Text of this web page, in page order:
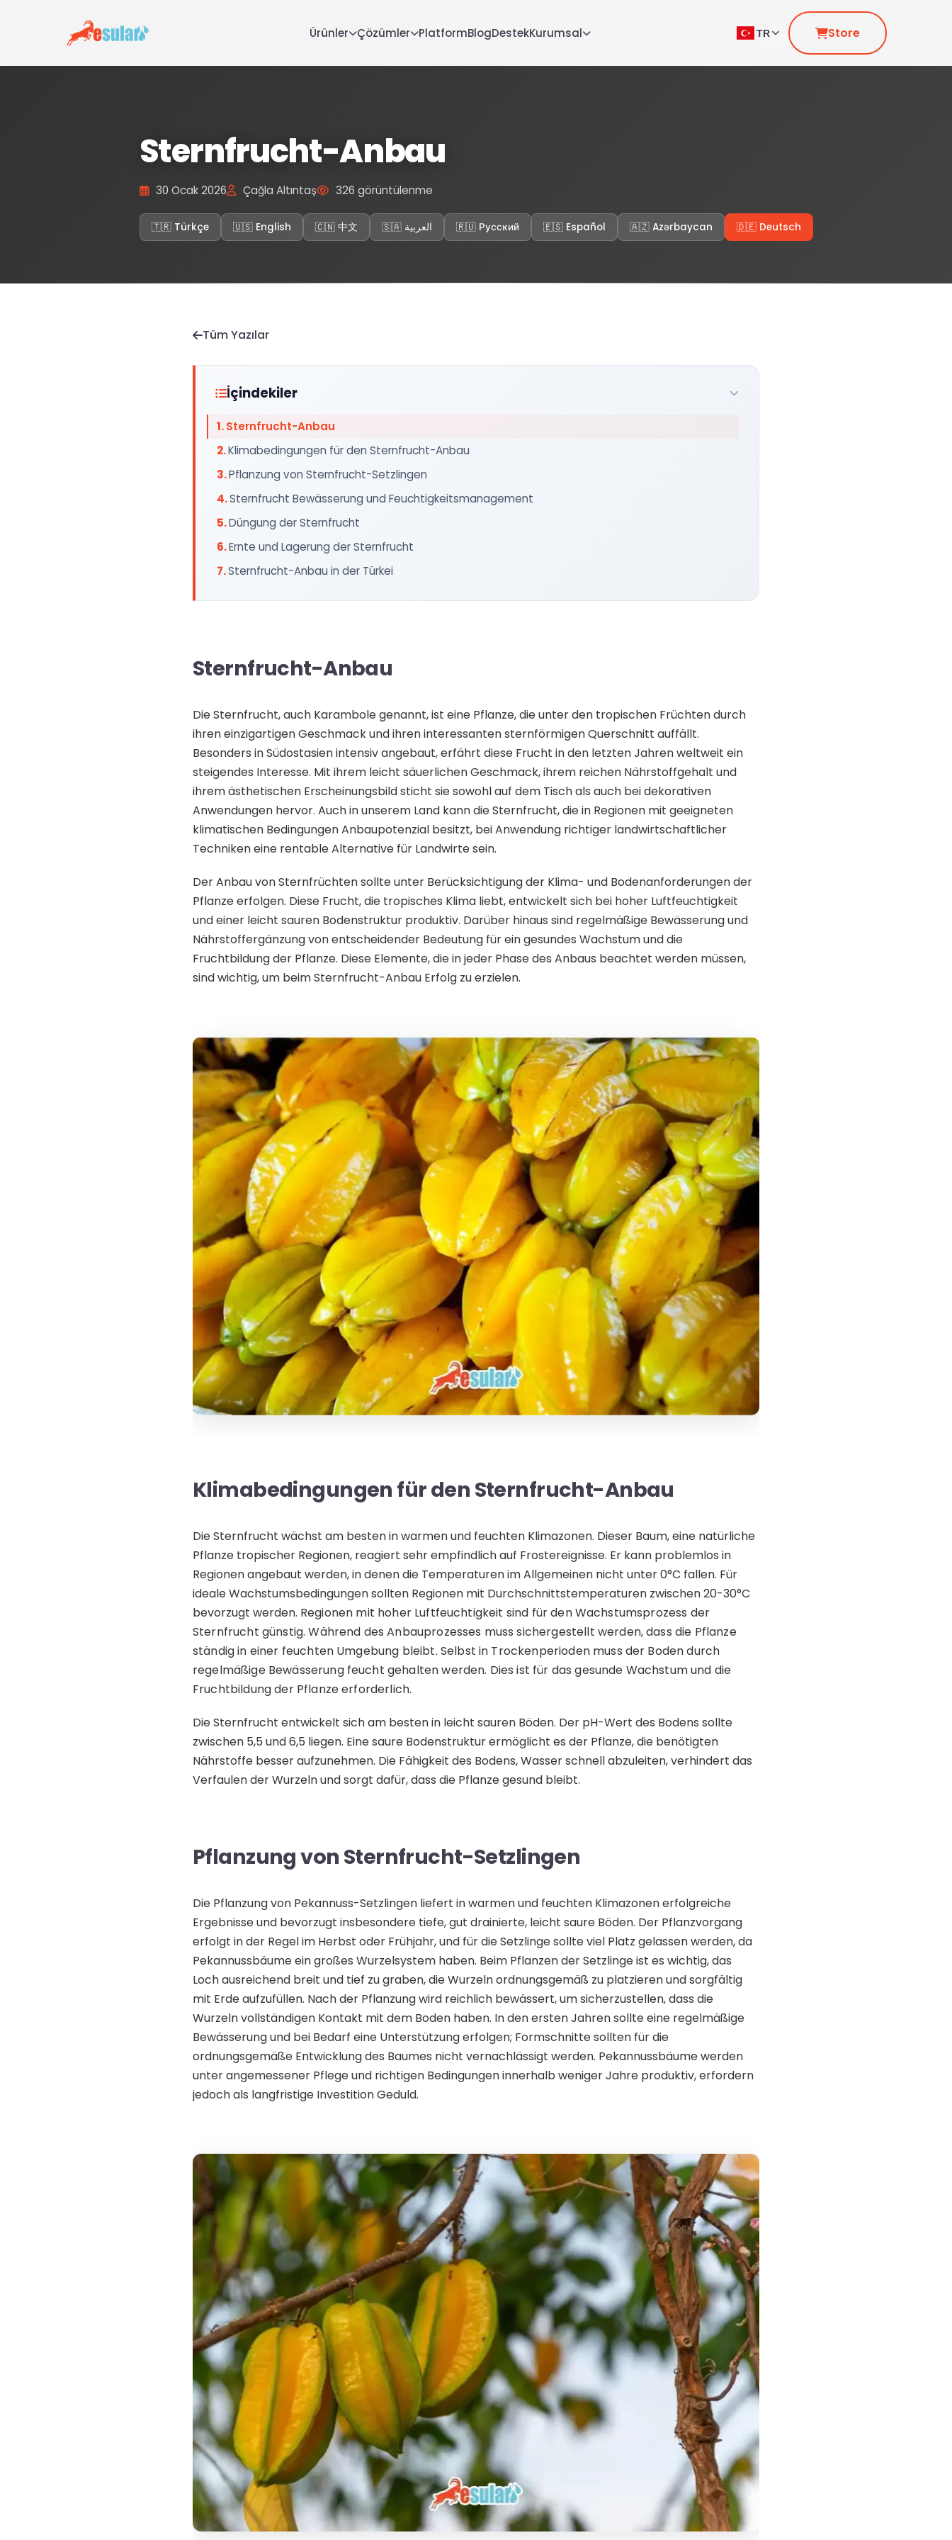
Ürünler Çözümler PlatformBlogDestekKurumsal TR Store
Sternfrucht-Anbau
30 Ocak 2026 Çağla Altıntaş 326 görüntülenme
🇹🇷 Türkçe 🇺🇸 English 🇨🇳 中文 🇸🇦 العربية 🇷🇺 Русский 🇪🇸 Español 🇦🇿 Azərbaycan 🇩🇪 Deutsch
Tüm Yazılar
İçindekiler
Sternfrucht-Anbau
Klimabedingungen für den Sternfrucht-Anbau
Pflanzung von Sternfrucht-Setzlingen
Sternfrucht Bewässerung und Feuchtigkeitsmanagement
Düngung der Sternfrucht
Ernte und Lagerung der Sternfrucht
Sternfrucht-Anbau in der Türkei
Sternfrucht-Anbau
Die Sternfrucht, auch Karambole genannt, ist eine Pflanze, die unter den tropischen Früchten durch
ihren einzigartigen Geschmack und ihren interessanten sternförmigen Querschnitt auffällt.
Besonders in Südostasien intensiv angebaut, erfährt diese Frucht in den letzten Jahren weltweit ein
steigendes Interesse. Mit ihrem leicht säuerlichen Geschmack, ihrem reichen Nährstoffgehalt und
ihrem ästhetischen Erscheinungsbild sticht sie sowohl auf dem Tisch als auch bei dekorativen
Anwendungen hervor. Auch in unserem Land kann die Sternfrucht, die in Regionen mit geeigneten
klimatischen Bedingungen Anbaupotenzial besitzt, bei Anwendung richtiger landwirtschaftlicher
Techniken eine rentable Alternative für Landwirte sein.
Der Anbau von Sternfrüchten sollte unter Berücksichtigung der Klima- und Bodenanforderungen der
Pflanze erfolgen. Diese Frucht, die tropisches Klima liebt, entwickelt sich bei hoher Luftfeuchtigkeit
und einer leicht sauren Bodenstruktur produktiv. Darüber hinaus sind regelmäßige Bewässerung und
Nährstoffergänzung von entscheidender Bedeutung für ein gesundes Wachstum und die
Fruchtbildung der Pflanze. Diese Elemente, die in jeder Phase des Anbaus beachtet werden müssen,
sind wichtig, um beim Sternfrucht-Anbau Erfolg zu erzielen.
Klimabedingungen für den Sternfrucht-Anbau
Die Sternfrucht wächst am besten in warmen und feuchten Klimazonen. Dieser Baum, eine natürliche
Pflanze tropischer Regionen, reagiert sehr empfindlich auf Frostereignisse. Er kann problemlos in
Regionen angebaut werden, in denen die Temperaturen im Allgemeinen nicht unter 0°C fallen. Für
ideale Wachstumsbedingungen sollten Regionen mit Durchschnittstemperaturen zwischen 20-30°C
bevorzugt werden. Regionen mit hoher Luftfeuchtigkeit sind für den Wachstumsprozess der
Sternfrucht günstig. Während des Anbauprozesses muss sichergestellt werden, dass die Pflanze
ständig in einer feuchten Umgebung bleibt. Selbst in Trockenperioden muss der Boden durch
regelmäßige Bewässerung feucht gehalten werden. Dies ist für das gesunde Wachstum und die
Fruchtbildung der Pflanze erforderlich.
Die Sternfrucht entwickelt sich am besten in leicht sauren Böden. Der pH-Wert des Bodens sollte
zwischen 5,5 und 6,5 liegen. Eine saure Bodenstruktur ermöglicht es der Pflanze, die benötigten
Nährstoffe besser aufzunehmen. Die Fähigkeit des Bodens, Wasser schnell abzuleiten, verhindert das
Verfaulen der Wurzeln und sorgt dafür, dass die Pflanze gesund bleibt.
Pflanzung von Sternfrucht-Setzlingen
Die Pflanzung von Pekannuss-Setzlingen liefert in warmen und feuchten Klimazonen erfolgreiche
Ergebnisse und bevorzugt insbesondere tiefe, gut drainierte, leicht saure Böden. Der Pflanzvorgang
erfolgt in der Regel im Herbst oder Frühjahr, und für die Setzlinge sollte viel Platz gelassen werden, da
Pekannussbäume ein großes Wurzelsystem haben. Beim Pflanzen der Setzlinge ist es wichtig, das
Loch ausreichend breit und tief zu graben, die Wurzeln ordnungsgemäß zu platzieren und sorgfältig
mit Erde aufzufüllen. Nach der Pflanzung wird reichlich bewässert, um sicherzustellen, dass die
Wurzeln vollständigen Kontakt mit dem Boden haben. In den ersten Jahren sollte eine regelmäßige
Bewässerung und bei Bedarf eine Unterstützung erfolgen; Formschnitte sollten für die
ordnungsgemäße Entwicklung des Baumes nicht vernachlässigt werden. Pekannussbäume werden
unter angemessener Pflege und richtigen Bedingungen innerhalb weniger Jahre produktiv, erfordern
jedoch als langfristige Investition Geduld.